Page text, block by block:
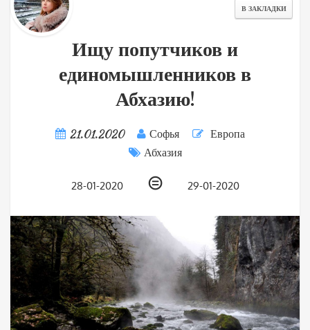
В ЗАКЛАДКИ
Ищу попутчиков и
единомышленников в
Абхазию!
21.01.2020 Софья
Европа
Абхазия
28-01-2020 ⊜ 29-01-2020